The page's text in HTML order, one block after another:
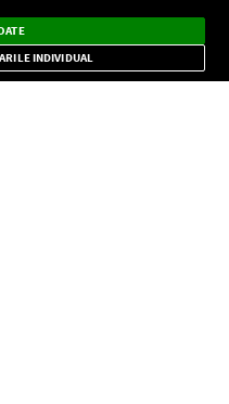
CONFIDENŢIALITATE
×
INDIVIDUAL